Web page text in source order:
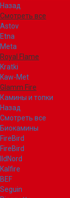
Назад
Смотреть все
Astov
Etna
Meta
Royal Flame
Kratki
Kaw-Met
Glamm Fire
Камины и топки
Назад
Смотреть все
Биокамины
FireBird
FireBird
IldNord
Kalfire
BEF
Seguin